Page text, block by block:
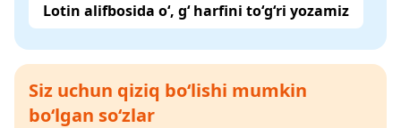
Lotin alifbosida o‘, g‘ harfini to‘g‘ri yozamiz
Siz uchun qiziq bo‘lishi mumkin
bo‘lgan so‘zlar